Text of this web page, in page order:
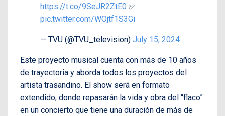
https://t.co/9SeJR2ZtE0 ✅
pic.twitter.com/WOjtf1S3Gi
— TVU (@TVU_television) July 15, 2024
Este proyecto musical cuenta con más de 10 años
de trayectoria y aborda todos los proyectos del
artista trasandino. El show será en formato
extendido, donde repasarán la vida y obra del “flaco”
en un concierto que tiene una duración de más de